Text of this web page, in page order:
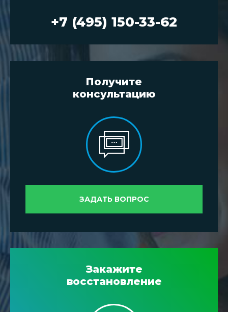
+7 (495) 150-33-62
Получите
консультацию
ЗАДАТЬ ВОПРОС
Закажите
восстановление